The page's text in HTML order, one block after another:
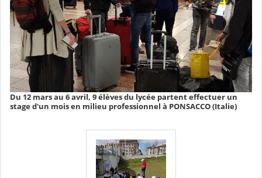
Du 12 mars au 6 avril, 9 élèves du lycée partent effectuer un
stage d'un mois en milieu professionnel à PONSACCO (Italie)